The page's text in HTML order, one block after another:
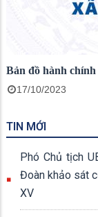
Bản đồ hành chính
17/10/2023
TIN MỚI
Phó Chủ tịch
Đoàn khảo sát
XV